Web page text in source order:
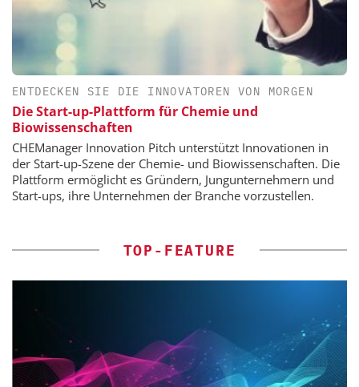
ENTDECKEN SIE DIE INNOVATOREN VON MORGEN
Die Start-up-Plattform für Chemie und
Biowissenschaften
CHEManager Innovation Pitch unterstützt Innovationen in
der Start-up-Szene der Chemie- und Biowissenschaften. Die
Plattform ermöglicht es Gründern, Jungunternehmern und
Start-ups, ihre Unternehmen der Branche vorzustellen.
TOP-FEATURE